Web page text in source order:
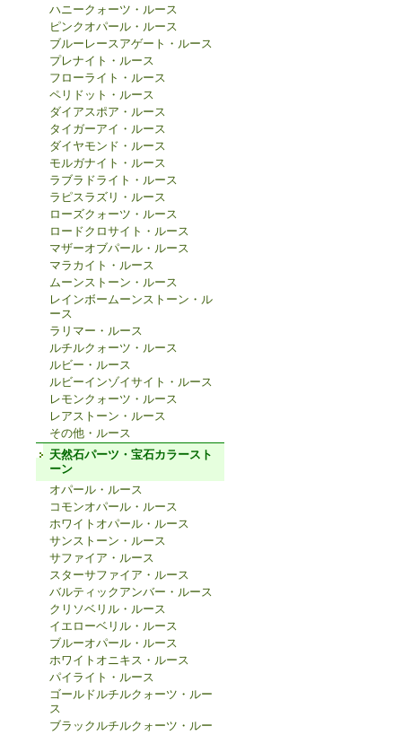
ハニークォーツ・ルース
ピンクオパール・ルース
ブルーレースアゲート・ルース
プレナイト・ルース
フローライト・ルース
ペリドット・ルース
ダイアスポア・ルース
タイガーアイ・ルース
ダイヤモンド・ルース
モルガナイト・ルース
ラブラドライト・ルース
ラピスラズリ・ルース
ローズクォーツ・ルース
ロードクロサイト・ルース
マザーオブパール・ルース
マラカイト・ルース
ムーンストーン・ルース
レインボームーンストーン・ル
ース
ラリマー・ルース
ルチルクォーツ・ルース
ルビー・ルース
ルビーインゾイサイト・ルース
レモンクォーツ・ルース
レアストーン・ルース
その他・ルース
天然石パーツ・宝石カラースト
ーン
オパール・ルース
コモンオパール・ルース
ホワイトオパール・ルース
サンストーン・ルース
サファイア・ルース
スターサファイア・ルース
バルティックアンバー・ルース
クリソベリル・ルース
イエローベリル・ルース
ブルーオパール・ルース
ホワイトオニキス・ルース
パイライト・ルース
ゴールドルチルクォーツ・ルー
ス
ブラックルチルクォーツ・ルー